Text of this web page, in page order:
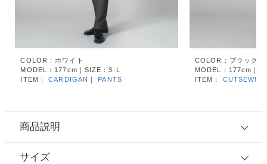
COLOR：ホワイト
MODEL：177cm｜SIZE：3-L
ITEM：CARDIGAN ｜ PANTS
COLOR：ブラック
MODEL：177cm｜
ITEM： CUTSEWN
商品説明
サイズ